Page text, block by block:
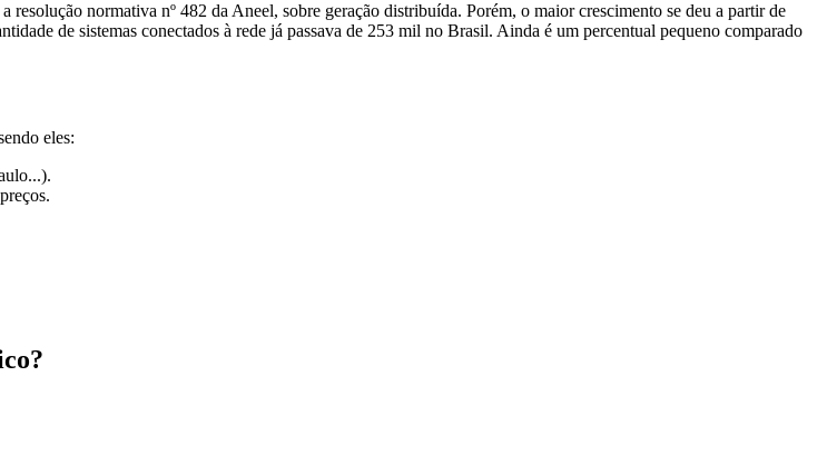
normativa nº 482 da Aneel, sobre geração distribuída. Porém, o maior crescimento se deu a partir de
de sistemas conectados à rede já passava de 253 mil no Brasil. Ainda é um percentual pequeno comparado
eles: